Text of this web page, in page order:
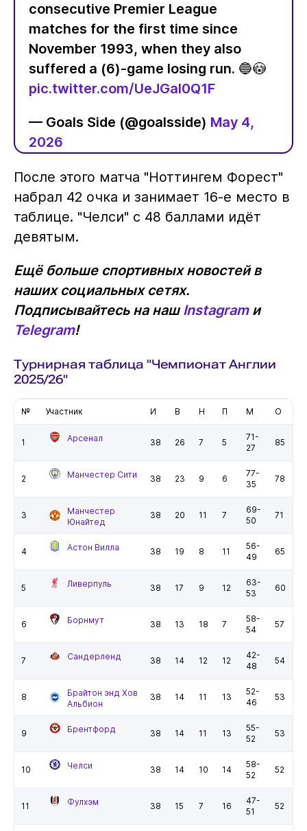
consecutive Premier League
matches for the first time since
November 1993, when they also
suffered a (6)-game losing run. 🔵😳
pic.twitter.com/UeJGal0Q1F
— Goals Side (@goalsside) May 4,
2026
После этого матча "Ноттингем Форест"
набрал 42 очка и занимает 16-е место в
таблице. "Челси" с 48 баллами идёт
девятым.
Ещё больше спортивных новостей в
наших социальных сетях.
Подписывайтесь на нашInstagramи
Telegram!
Турнирная таблица "Чемпионат Англии
2025/26"
№ Участник И В Н П М О
1 Арсенал 38 26 7 5
71-
27
85
2 Манчестер Сити 38 23 9 6
77-
35
78
3
Манчестер
Юнайтед
38 20 11 7
69-
50
71
4 Астон Вилла 38 19 8 11
56-
49
65
5 Ливерпуль 38 17 9 12
63-
53
60
6 Борнмут 38 13 18 7
58-
54
57
7 Сандерленд 38 14 12 12
42-
48
54
8
Брайтон энд Хов
Альбион
38 14 11 13
52-
46
53
9 Брентфорд 38 14 11 13
55-
52
53
10 Челси 38 14 10 14
58-
52
52
11 Фулхэм 38 15 7 16
47-
51
52